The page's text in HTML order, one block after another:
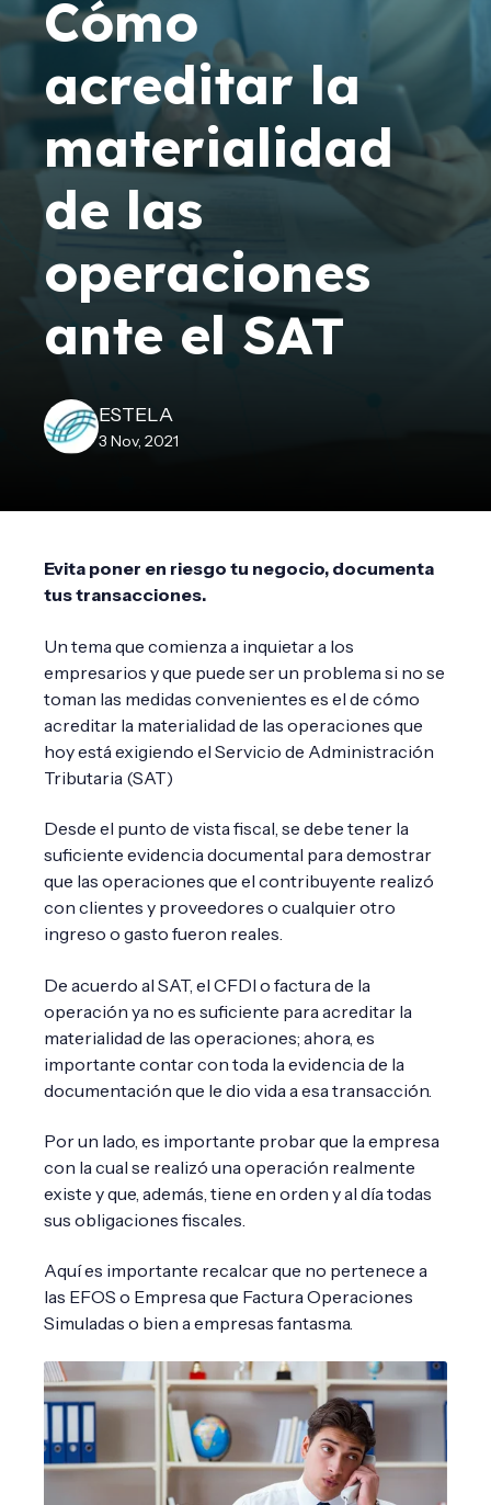
Cómo
acreditar la
materialidad
de las
operaciones
ante el SAT
ESTELA
3 Nov, 2021
Evita poner en riesgo tu negocio, documenta
tus transacciones.
Un tema que comienza a inquietar a los
empresarios y que puede ser un problema si no se
toman las medidas convenientes es el de cómo
acreditar la materialidad de las operaciones que
hoy está exigiendo el Servicio de Administración
Tributaria (SAT)
Desde el punto de vista fiscal, se debe tener la
suficiente evidencia documental para demostrar
que las operaciones que el contribuyente realizó
con clientes y proveedores o cualquier otro
ingreso o gasto fueron reales.
De acuerdo al SAT, el CFDI o factura de la
operación ya no es suficiente para acreditar la
materialidad de las operaciones; ahora, es
importante contar con toda la evidencia de la
documentación que le dio vida a esa transacción.
Por un lado, es importante probar que la empresa
con la cual se realizó una operación realmente
existe y que, además, tiene en orden y al día todas
sus obligaciones fiscales.
Aquí es importante recalcar que no pertenece a
las EFOS o Empresa que Factura Operaciones
Simuladas o bien a empresas fantasma.